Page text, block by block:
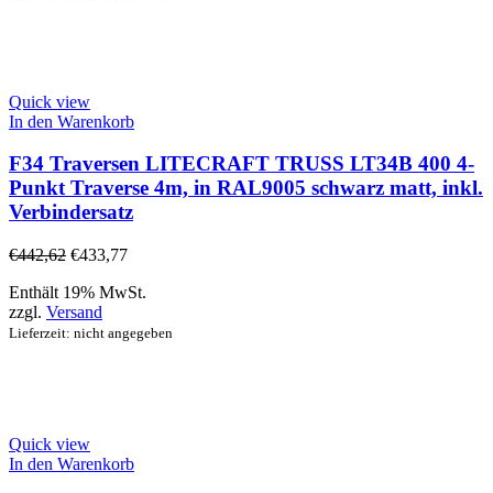
Quick view
In den Warenkorb
F34 Traversen LITECRAFT TRUSS LT34B 400 4-
Punkt Traverse 4m, in RAL9005 schwarz matt, inkl.
Verbindersatz
€442,62 €433,77
Enthält 19% MwSt.
zzgl. Versand
Lieferzeit: nicht angegeben
Quick view
In den Warenkorb